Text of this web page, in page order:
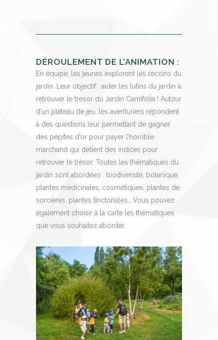
DÉROULEMENT DE L’ANIMATION :
En équipe, les jeunes explorent les recoins du
jardin. Leur objectif : aider les lutins du jardin à
retrouver le trésor du Jardin Camifolia ! Autour
d’un plateau de jeu, les aventuriers répondent
à des questions leur permettant de gagner
des pépites d’or pour payer l’horrible
marchand qui détient des indices pour
retrouver le trésor. Toutes les thématiques du
jardin sont abordées : biodiversité, botanique,
plantes médicinales, cosmétiques, plantes de
sorcières, plantes tinctoriales… Vous pouvez
également choisir à la carte les thématiques
que vous souhaitez aborder.